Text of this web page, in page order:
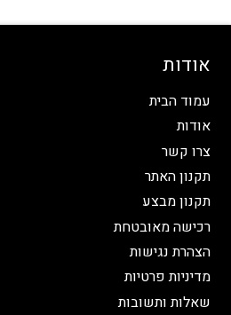
אודות
עמוד הבית
אודות
צרו קשר
תקנון האתר
תקנון מבצע
רכישה מאובטחת
הצהרת נגישות
מדיניות פרטיות
שאלות ותשובות